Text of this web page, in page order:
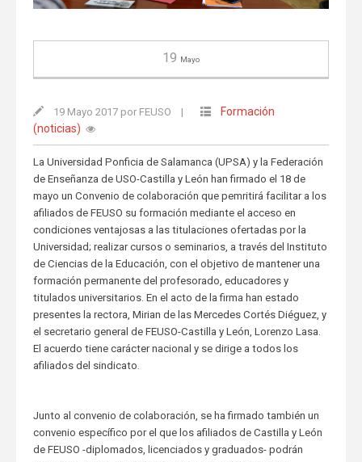
19 Mayo
19 Mayo 2017 por FEUSO |
Formación
(noticias)
La Universidad Ponficia de Salamanca (UPSA) y la Federación
de Enseñanza de USO-Castilla y León han firmado el 18 de
mayo un Convenio de colaboración que pemritirá facilitar a los
afiliados de FEUSO su formación mediante el acceso en
condiciones ventajosas a las titulaciones ofertadas por la
Universidad; realizar cursos o seminarios, a través del Instituto
de Ciencias de la Educación, con el objetivo de mantener una
formación permanente del profesorado, educadores y
titulados universitarios. En el acto de la firma han estado
presentes la rectora, Mirian de las Mercedes Cortés Diéguez, y
el secretario general de FEUSO-Castilla y León, Lorenzo Lasa.
El acuerdo tiene carácter nacional y se dirige a todos los
afiliados del sindicato.
Junto al convenio de colaboración, se ha firmado también un
convenio específico por el que los afiliados de Castilla y León
de FEUSO -diplomados, licenciados y graduados- podrán